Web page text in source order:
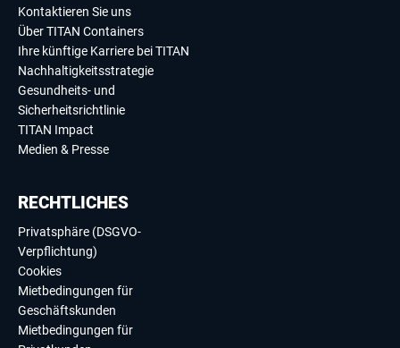
Kontaktieren Sie uns
Über TITAN Containers
Ihre künftige Karriere bei TITAN
Nachhaltigkeitsstrategie
Gesundheits- und
Sicherheitsrichtlinie
TITAN Impact
Medien & Presse
RECHTLICHES
Privatsphäre (DSGVO-
Verpflichtung)
Cookies
Mietbedingungen für
Geschäftskunden
Mietbedingungen für